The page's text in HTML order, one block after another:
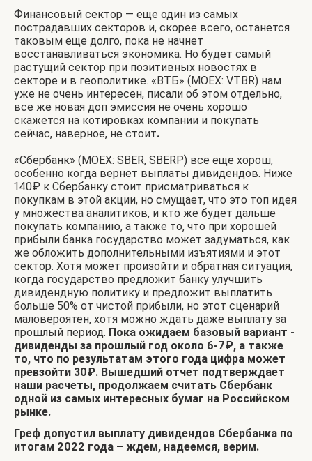
Финансовый сектор — еще один из самых
пострадавших секторов и, скорее всего, останется
таковым еще долго, пока не начнет
восстанавливаться экономика. Но будет самый
растущий сектор при позитивных новостях в
секторе и в геополитике. «ВТБ» (MOEX: VTBR) нам
уже не очень интересен, писали об этом отдельно,
все же новая доп эмиссия не очень хорошо
скажется на котировках компании и покупать
сейчас, наверное, не стоит.
«Сбербанк» (MOEX: SBER, SBERP) все еще хорош,
особенно когда вернет выплаты дивидендов. Ниже
140₽ к Сбербанку стоит присматриваться к
покупкам в этой акции, но смущает, что это топ идея
у множества аналитиков, и кто же будет дальше
покупать компанию, а также то, что при хорошей
прибыли банка государство может задуматься, как
же обложить дополнительными изъятиями и этот
сектор. Хотя может произойти и обратная ситуация,
когда государство предложит банку улучшить
дивидендную политику и предложит выплатить
больше 50% от чистой прибыли, но этот сценарий
маловероятен, хотя можно ждать даже выплату за
прошлый период. Пока ожидаем базовый вариант -
дивиденды за прошлый год около 6-7₽, а также
то, что по результатам этого года цифра может
превзойти 30₽. Вышедший отчет подтверждает
наши расчеты, продолжаем считать Сбербанк
одной из самых интересных бумаг на Российском
рынке.
Греф допустил выплату дивидендов Сбербанка по
итогам 2022 года – ждем, надеемся, верим.